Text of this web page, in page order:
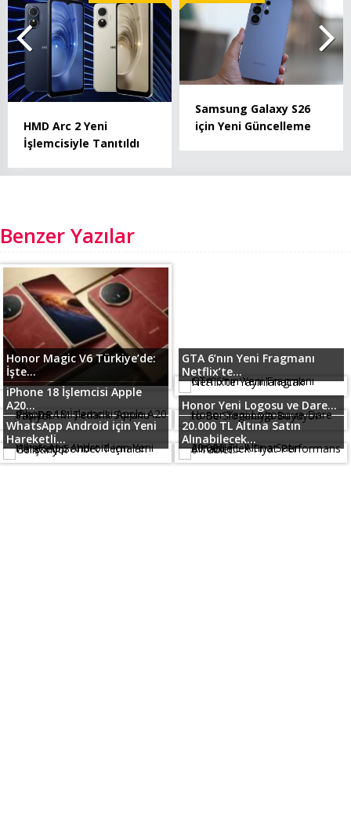
HMD Arc 2 Yeni
İşlemcisiyle Tanıtıldı
Samsung Galaxy S26
için Yeni Güncelleme
Benzer Yazılar
Honor Magic V6 Türkiye’de:
İşte...
GTA 6’nın Yeni Fragmanı
Netflix’te...
iPhone 18 İşlemcisi Apple
A20...
Honor Yeni Logosu ve Dare...
WhatsApp Android için Yeni
Hareketli...
20.000 TL Altına Satın
Alınabilecek...